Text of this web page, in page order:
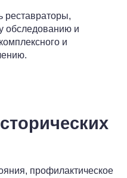
реставраторы,
обследованию и
и
профилактическое